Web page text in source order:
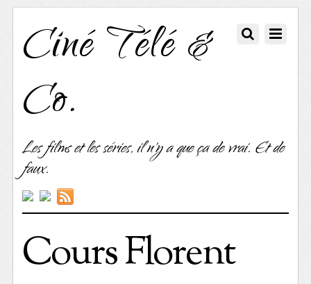
Ciné Télé &
Co.
Les films et les séries, il n'y a que ça de vrai. Et de
faux.
Cours Florent